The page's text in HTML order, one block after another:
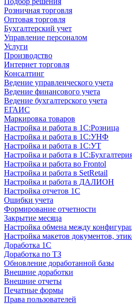
Розничная торговля
Оптовая торговля
Бухгалтерский учет
Управление персоналом
Услуги
Производство
Интернет торговля
Консалтинг
Ведение управленческого учета
Ведение финансового учета
Ведение бухгалтерского учета
ЕГАИС
Маркировка товаров
Настройка и работа в 1С:Розница
Настройка и работа в 1С:УНФ
Настройка и работа в 1С:УТ
Настройка и работа в
Настройка и работа во Frontol
Настройка и работа в SetRetail
Настройка и работа в ДАЛИОН
Настройка отчетов 1С
Ошибки учета
Формирование отчетности
Закрытие месяца
Настройка обмена между
Настройка макетов документов,
Доработка 1С
Доработка по ТЗ
Обновление доработанной базы
Внешние доработки
Внешние отчеты
Печатные формы
Права пользователей